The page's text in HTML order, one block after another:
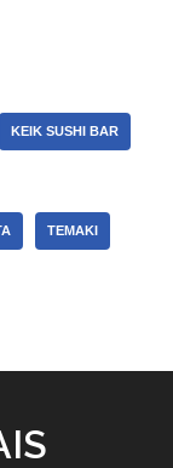
KEIK SUSHI BAR
TEMAKI